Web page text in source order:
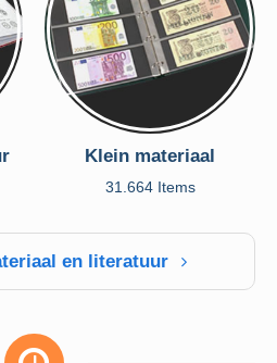
Klein materiaal
31.664 Items
en literatuur